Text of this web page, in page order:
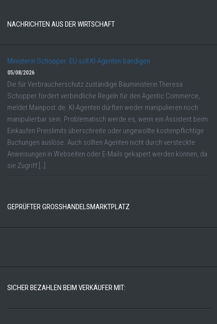
NACHRICHTEN AUS DER WIRTSCHAFT
Ministerin Schopper: EU soll KI-Agenten bändigen
05/08/2026
Die für Verbraucherschutz zuständige Bauministerin Theresa
Schopper fordert verbindliche Regeln für den Agentic Commerce,
meldet Mainpost.de. KI-Agenten dürften weder manipulieren noch
manipulierbar sein. Problematisch werde es, wenn ein Assistent beim
Einkaufen Preislimits überschreite oder ungewollte kostenpflichtige
Buchungen auslöse. Auch sollten Agenten nicht durch versteckte
Anweisungen in Webseiten oder E-Mails gekapert werden können, da
sie Zugriff […]
GEPRÜFTER GROSSHANDELSMARKTPLATZ
SICHER BEZAHLEN BEIM VERKÄUFER MIT: